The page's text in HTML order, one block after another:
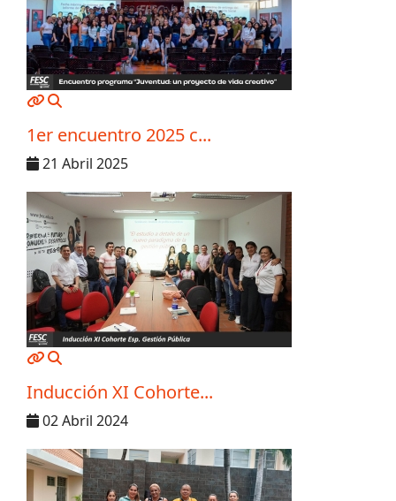
MOD_JTCS_VIEW_ARTICLE_LINK
1er encuentro 2025 c...
21 Abril 2025
MOD_JTCS_VIEW_ARTICLE_LINK
Inducción XI Cohorte...
02 Abril 2024